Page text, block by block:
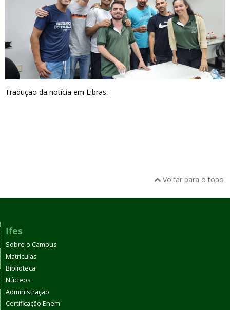
Tradução da notícia em Libras:
Voltar para o topo
Ifes
Sobre o Campus
Matrículas
Biblioteca
Núcleos
Administração
Certificação Enem